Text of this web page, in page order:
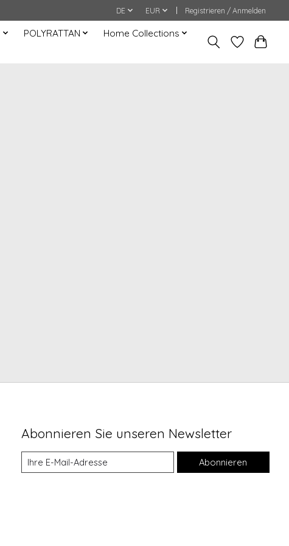
DE EUR Registrieren / Anmelden
POLYRATTAN
Home Collections
Abonnieren Sie unseren Newsletter
Abonnieren